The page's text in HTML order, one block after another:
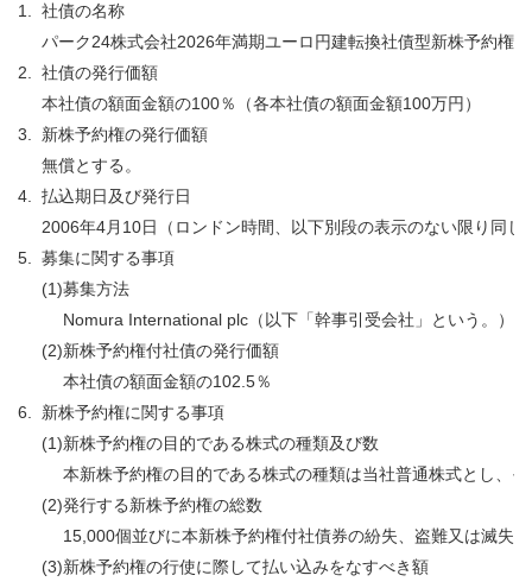
1.
社債の名称
パーク24株式会社2026年満期ユーロ円建転換社債型新株予約権
2.
社債の発行価額
本社債の額面金額の100％（各本社債の額面金額100万円）
3.
新株予約権の発行価額
無償とする。
4.
払込期日及び発行日
2006年4月10日（ロンドン時間、以下別段の表示のない限り同じ
5.
募集に関する事項
(1)募集方法
Nomura International plc（以下「幹事引受会社」という。）
(2)新株予約権付社債の発行価額
本社債の額面金額の102.5％
6.
新株予約権に関する事項
(1)新株予約権の目的である株式の種類及び数
本新株予約権の目的である株式の種類は当社普通株式とし、
(2)発行する新株予約権の総数
15,000個並びに本新株予約権付社債券の紛失、盗難又は滅失
(3)新株予約権の行使に際して払い込みをなすべき額